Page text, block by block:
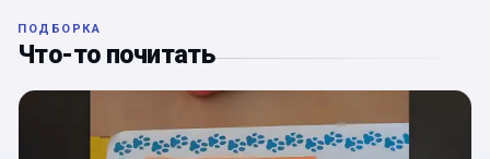
ПОДБОРКА
Что-то почитать